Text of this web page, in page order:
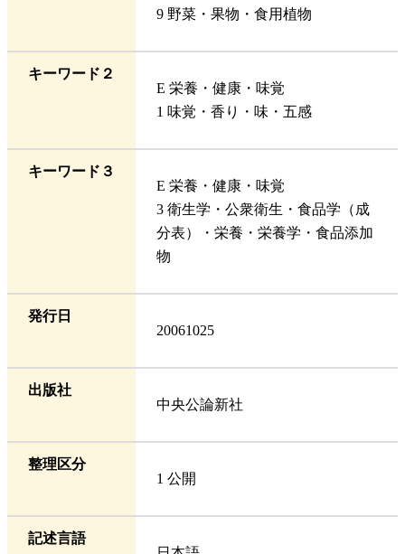
9 野菜・果物・食用植物
キーワード２
E 栄養・健康・味覚
1 味覚・香り・味・五感
キーワード３
E 栄養・健康・味覚
3 衛生学・公衆衛生・食品学（成
分表）・栄養・栄養学・食品添加
物
発行日
20061025
出版社
中央公論新社
整理区分
1 公開
記述言語